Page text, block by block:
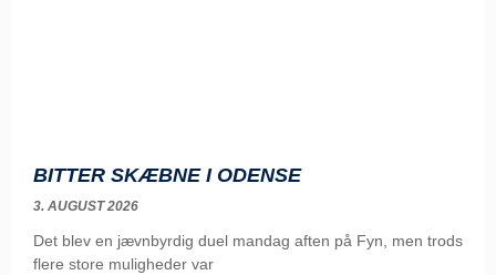
BITTER SKÆBNE I ODENSE
3. AUGUST 2026
Det blev en jævnbyrdig duel mandag aften på Fyn, men trods
flere store muligheder var